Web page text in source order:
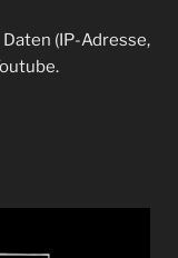
(IP-Adresse,